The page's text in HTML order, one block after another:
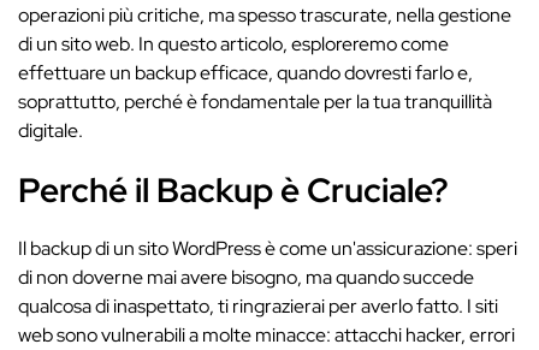
operazioni più critiche, ma spesso trascurate, nella gestione
di un sito web. In questo articolo, esploreremo come
effettuare un backup efficace, quando dovresti farlo e,
soprattutto, perché è fondamentale per la tua tranquillità
digitale.
Perché il Backup è Cruciale?
Il backup di un sito WordPress è come un'assicurazione: speri
di non doverne mai avere bisogno, ma quando succede
qualcosa di inaspettato, ti ringrazierai per averlo fatto. I siti
web sono vulnerabili a molte minacce: attacchi hacker, errori